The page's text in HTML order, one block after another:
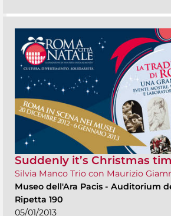
Suddenly it’s Christmas
Silvia Manco Trio con Maurizio
Museo dell'Ara Pacis - Auditorium
Ripetta 190
05/01/2013